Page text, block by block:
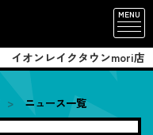
MENU
イオンレイクタウンmori店
ニュース一覧